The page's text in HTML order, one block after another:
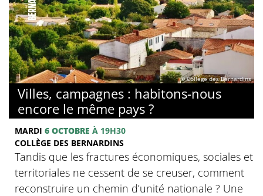
© Collège des Bernardins
Villes, campagnes : habitons-nous
encore le même pays ?
MARDI 6 OCTOBRE À 19H30
COLLÈGE DES BERNARDINS
Tandis que les fractures économiques, sociales et
territoriales ne cessent de se creuser, comment
reconstruire un chemin d’unité nationale ? Une